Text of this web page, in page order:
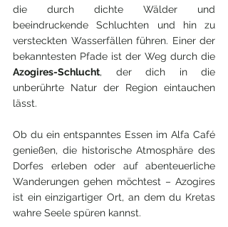
die durch dichte Wälder und
beeindruckende Schluchten und hin zu
versteckten Wasserfällen führen. Einer der
Azogires-Schlucht, der dich in die
unberührte Natur der Region eintauchen
lässt.
Ob du ein entspanntes Essen im Alfa Café
genießen, die historische Atmosphäre des
Dorfes erleben oder auf abenteuerliche
Wanderungen gehen möchtest – Azogires
ist ein einzigartiger Ort, an dem du Kretas
wahre Seele spüren kannst.